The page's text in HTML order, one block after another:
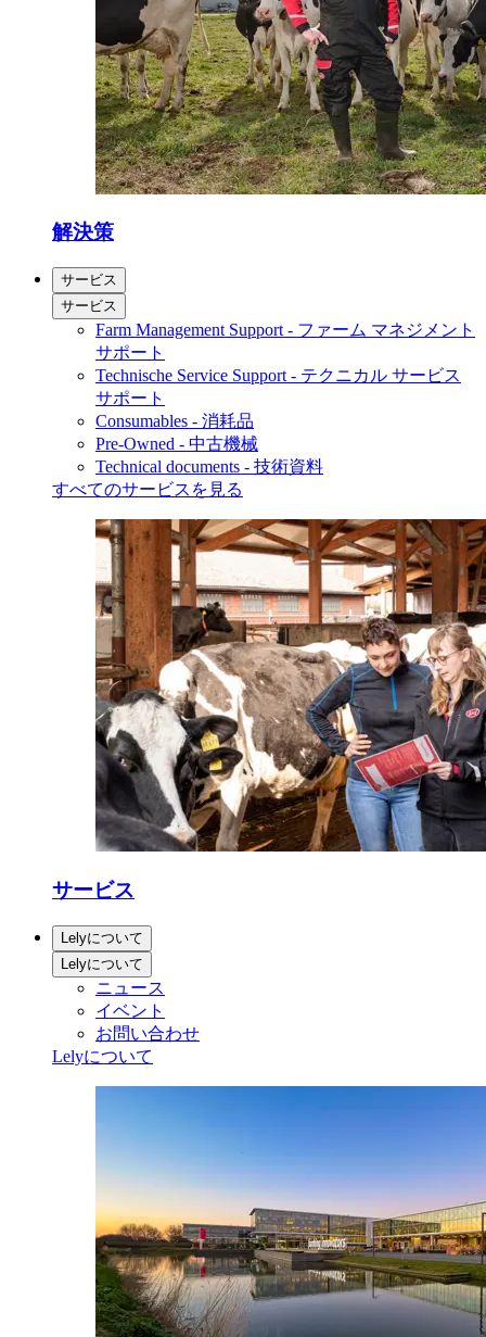
解決策
サービス
サービス
Farm Management Support - ファーム マネジメント
サポート
Technische Service Support - テクニカル サービス
サポート
Consumables - 消耗品
Pre-Owned - 中古機械
Technical documents - 技術資料
すべてのサービスを見る
サービス
Lelyについて
Lelyについて
ニュース
イベント
お問い合わせ
Lelyについて